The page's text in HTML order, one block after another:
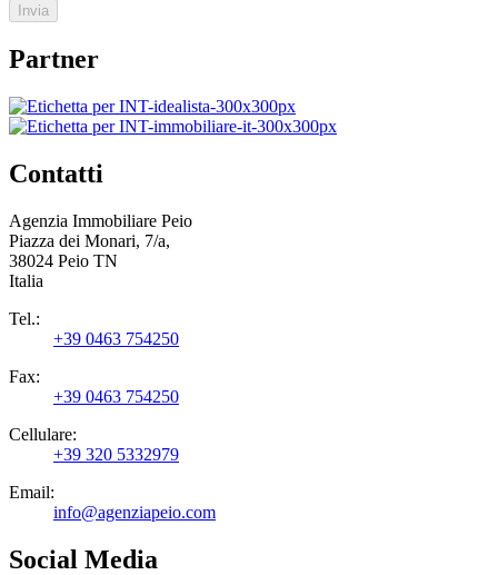
Invia
Partner
Contatti
Agenzia Immobiliare Peio
Piazza dei Monari, 7/a,
38024 Peio TN
Italia
Tel.:
+39 0463 754250
Fax:
+39 0463 754250
Cellulare:
+39 320 5332979
Email:
info@agenziapeio.com
Social Media